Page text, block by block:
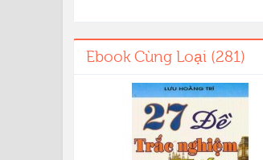
Ebook Cùng Loại (281)